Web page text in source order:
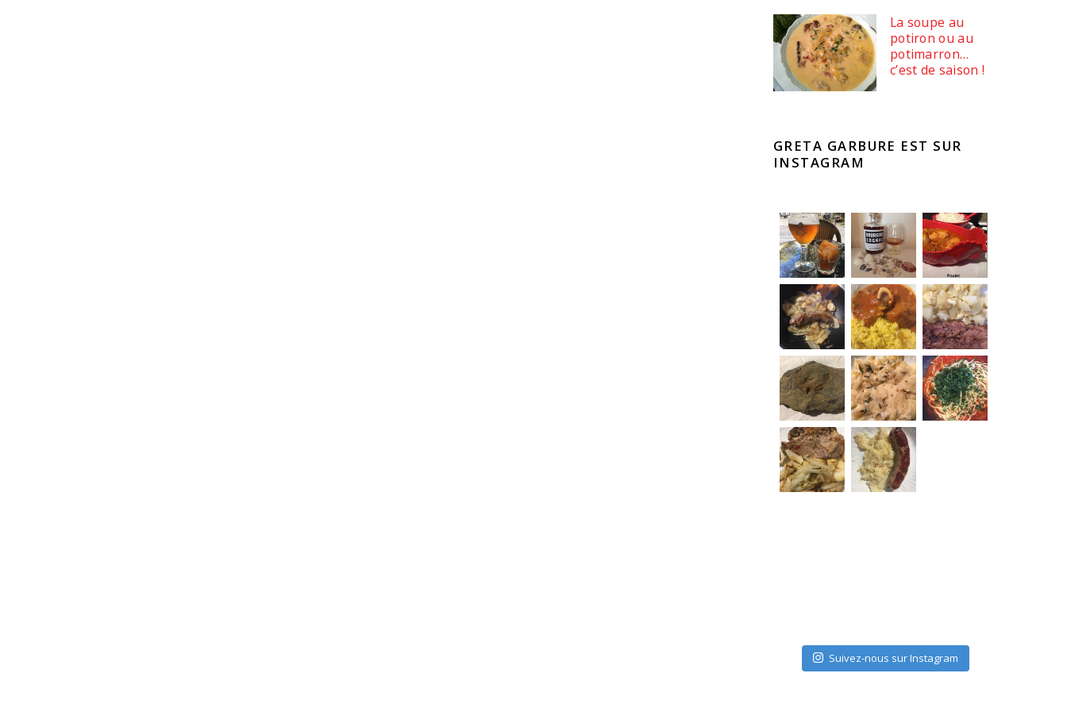
La soupe au
potiron ou au
potimarron…
c’est de saison !
GRETA GARBURE EST SUR
INSTAGRAM
Suivez-nous sur Instagram